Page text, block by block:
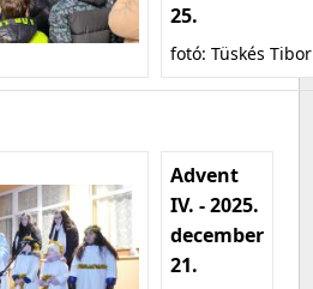
25.
fotó: Tüskés Tibor
Advent
IV. - 2025.
december
21.